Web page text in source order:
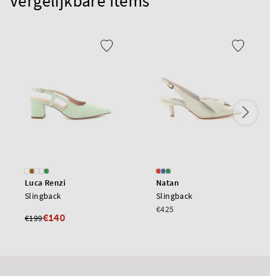
Luca Renzi
Slingback
€199€140
Natan
Slingback
€425